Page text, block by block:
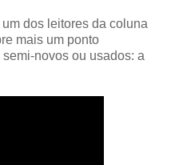
dos leitores da coluna
mais um ponto
novos ou usados: a